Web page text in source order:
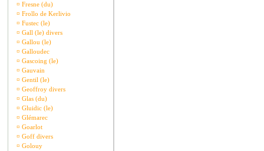
¤ Fresne (du)
¤ Frollo de Kerlivio
¤ Fustec (le)
¤ Gall (le) divers
¤ Gallou (le)
¤ Galloudec
¤ Gascoing (le)
¤ Gauvain
¤ Gentil (le)
¤ Geoffroy divers
¤ Glas (du)
¤ Gluidic (le)
¤ Glémarec
¤ Goarlot
¤ Goff divers
¤ Golouy